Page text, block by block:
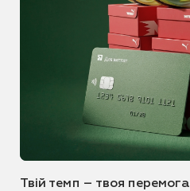
Твій темп – твоя перемога